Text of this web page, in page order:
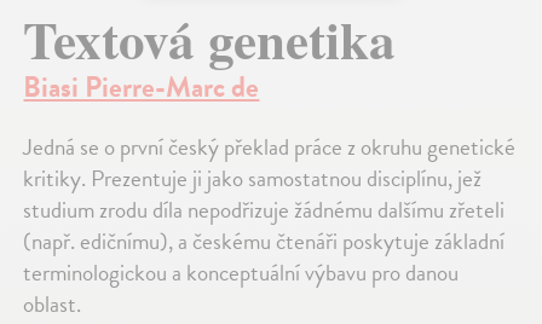
Textová genetika
Biasi Pierre-Marc de
Jedná se o první český překlad práce z okruhu genetické
kritiky. Prezentuje ji jako samostatnou disciplínu, jež
studium zrodu díla nepodřizuje žádnému dalšímu zřeteli
(např. edičnímu), a českému čtenáři poskytuje základní
terminologickou a konceptuální výbavu pro danou
oblast.